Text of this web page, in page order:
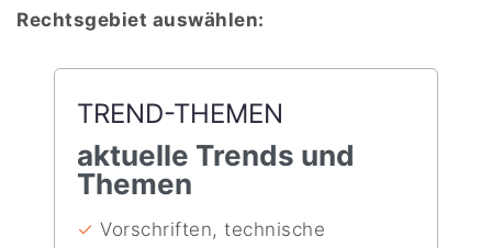
Rechtsgebiet auswählen:
TREND-THEMEN
aktuelle Trends und
Themen
✓ Vorschriften, technische